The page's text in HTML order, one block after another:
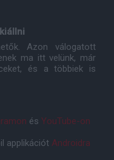
Azon válogatott
ma itt velünk, már
és a többiek is
és YouTube-on
applikációt Androidra